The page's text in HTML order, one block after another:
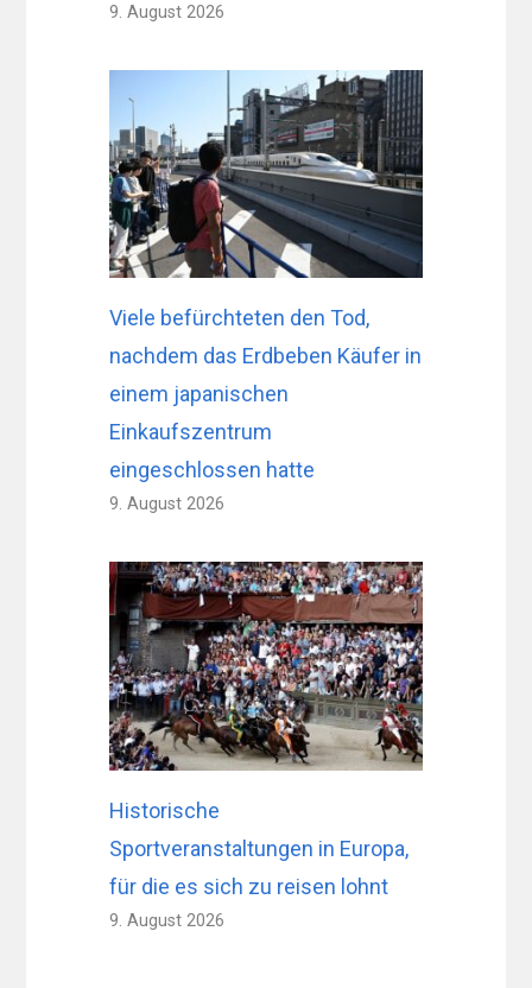
9. August 2026
Viele befürchteten den Tod,
nachdem das Erdbeben Käufer in
einem japanischen
Einkaufszentrum
eingeschlossen hatte
9. August 2026
Historische
Sportveranstaltungen in Europa,
für die es sich zu reisen lohnt
9. August 2026